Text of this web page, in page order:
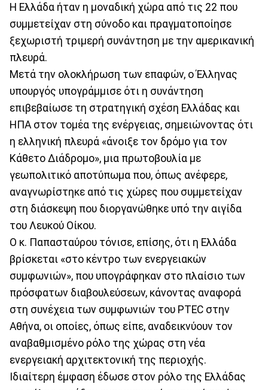
Η Ελλάδα ήταν η μοναδική χώρα από τις 22 που
συμμετείχαν στη σύνοδο και πραγματοποίησε
ξεχωριστή τριμερή συνάντηση με την αμερικανική
πλευρά.
Μετά την ολοκλήρωση των επαφών, ο Έλληνας
υπουργός υπογράμμισε ότι η συνάντηση
επιβεβαίωσε τη στρατηγική σχέση Ελλάδας και
ΗΠΑ στον τομέα της ενέργειας, σημειώνοντας ότι
η ελληνική πλευρά «άνοιξε τον δρόμο για τον
Κάθετο Διάδρομο», μια πρωτοβουλία με
γεωπολιτικό αποτύπωμα που, όπως ανέφερε,
αναγνωρίστηκε από τις χώρες που συμμετείχαν
στη διάσκεψη που διοργανώθηκε υπό την αιγίδα
του Λευκού Οίκου.
Ο κ. Παπασταύρου τόνισε, επίσης, ότι η Ελλάδα
βρίσκεται «στο κέντρο των ενεργειακών
συμφωνιών», που υπογράφηκαν στο πλαίσιο των
πρόσφατων διαβουλεύσεων, κάνοντας αναφορά
στη συνέχεια των συμφωνιών του PTEC στην
Αθήνα, οι οποίες, όπως είπε, αναδεικνύουν τον
αναβαθμισμένο ρόλο της χώρας στη νέα
ενεργειακή αρχιτεκτονική της περιοχής.
Ιδιαίτερη έμφαση έδωσε στον ρόλο της Ελλάδας